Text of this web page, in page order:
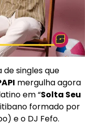
singles que
mergulha agora
em “Solta Seu
formado por
e o DJ Fefo.